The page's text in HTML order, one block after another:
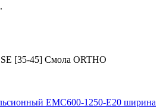
[35-45] Смола ORTHO
EMC600-1250-E20 ширина